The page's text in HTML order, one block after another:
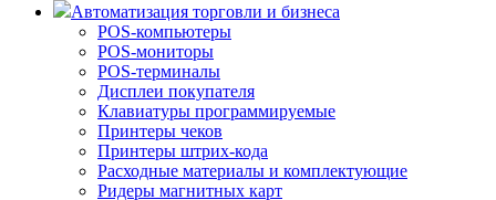
Автоматизация торговли и бизнеса
POS-компьютеры
POS-мониторы
POS-терминалы
Дисплеи покупателя
Клавиатуры программируемые
Принтеры чеков
Принтеры штрих-кода
Расходные материалы и комплектующие
Ридеры магнитных карт